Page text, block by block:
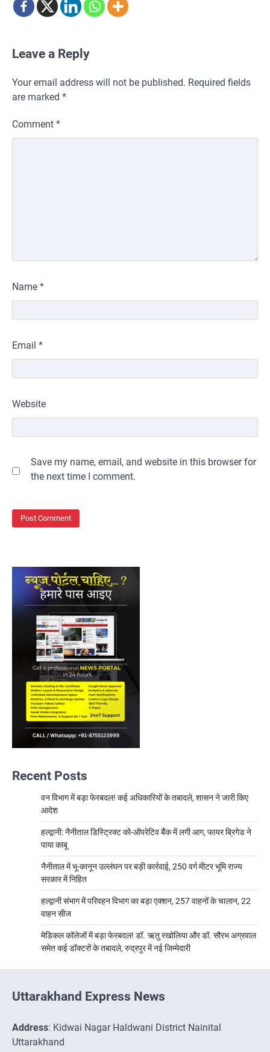
Leave a Reply
Your email address will not be published. Required fields
are marked *
Comment *
Name *
Email *
Website
Save my name, email, and website in this browser for
the next time I comment.
Recent Posts
वन विभाग में बड़ा फेरबदल! कई अधिकारियों के तबादले, शासन ने जारी किए
आदेश
हल्द्वानी: नैनीताल डिस्ट्रिक्ट को-ऑपरेटिव बैंक में लगी आग, फायर ब्रिगेड ने
पाया काबू
नैनीताल में भू-कानून उल्लंघन पर बड़ी कार्रवाई, 250 वर्ग मीटर भूमि राज्य
सरकार में निहित
हल्द्वानी संभाग में परिवहन विभाग का बड़ा एक्शन, 257 वाहनों के चालान, 22
वाहन सीज
मेडिकल कॉलेजों में बड़ा फेरबदल! डॉ. ऋतु रखोलिया और डॉ. सौरभ अग्रवाल
समेत कई डॉक्टरों के तबादले, रुद्रपुर में नई जिम्मेदारी
Uttarakhand Express News
Address: Kidwai Nagar Haldwani District Nainital
Uttarakhand